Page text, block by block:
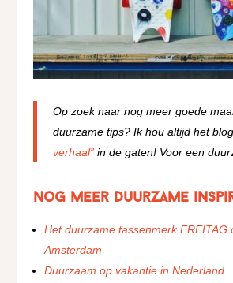
Op zoek naar nog meer goede
duurzame tips? Ik hou altijd het
verhaal” in de gaten! Voor een
Nog meer duurzame
Het duurzame tassenmerk FREITAG
Amsterdam
Duurzaam op vakantie in Nederland